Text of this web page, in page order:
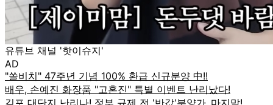
유튜브 채널 '핫이슈지'
AD